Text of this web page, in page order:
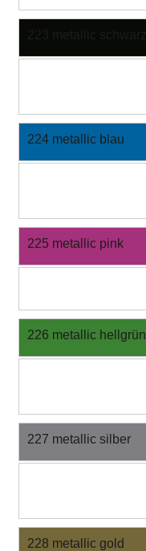
224 metallic blau
225 metallic pink
226 metallic hellgrün
227 metallic silber
228 metallic gold